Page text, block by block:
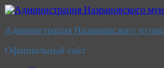
Перейти
содержимому
Администрация Назрановского
Официальный сайт